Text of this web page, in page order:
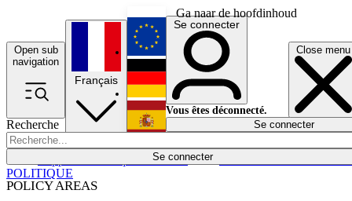
Ga naar de hoofdinhoud
Open sub
navigation
Close menu
Recherche
Se connecter
POLICY AREAS
Économie
Français
English
Deutsch
Español
Se connecter
Vous êtes déconnecté.
Se connecter
POLITIQUE